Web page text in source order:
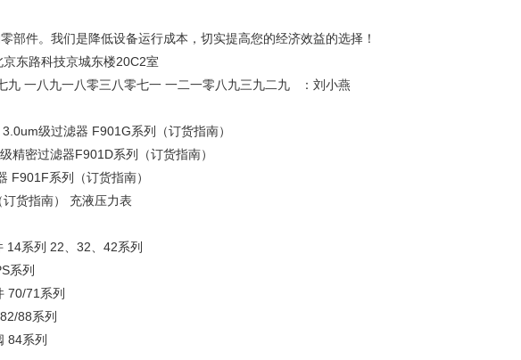
部件。我们是降低设备运行成本，切实提高您的经济效益的选择！
东路科技京城东楼20C2室
九 一八九一八零三八零七一 一二一零八九三九二九 ：刘小燕
级过滤器 F901G系列（订货指南）
精密过滤器F901D系列（订货指南）
F901F系列（订货指南）
货指南） 充液压力表
系列 22、32、42系列
系列
70/71系列
88系列
84系列